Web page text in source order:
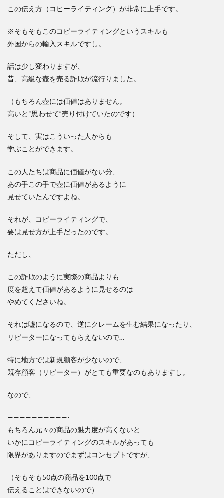
この伝え方（コピーライティング）が非常に上手です。
※そもそもこのコピーライティングというスキルも
外国からの輸入スキルですし。
話は少し変わりますが、
昔、高級な壺を売る詐欺が流行りました。
（もちろん壺には価値はありません。
高いと“思わせて”売り付けていたのです）
そして、実はこういった人からも
学ぶことができます。
この人たちは商品に価値がない分、
あの手この手で壺に価値があるように
見せていたんですよね。
それが、コピーライティングで、
要は見せ方が上手だったのです。
ただし、
この詐欺のように実際の商品よりも
度を超えて価値があるように見せるのは
やめてくださいね。
それは嘘になるので、逆にクレームを生む結果になったり、
リピーターになってもらえないので…
特に地方では新規顧客が少ないので、
既存顧客（リピーター）がとても重要なのもありますし。
なので、
——————————-
もちろん元々の商品の魅力度が高くないと
いかにコピーライティングのスキルがあっても
限界がありますのでまずはコンセプトですが、
（そもそも50点の商品を100点で
伝えることはできないので）